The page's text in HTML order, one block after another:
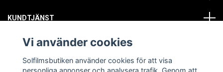
KUNDTJÄNST
OM OSS
SOCIALA MEDIER
Vi använder cookies
Solfilmsbutiken använder cookies för att visa
personliga annonser och analysera trafik. Genom att